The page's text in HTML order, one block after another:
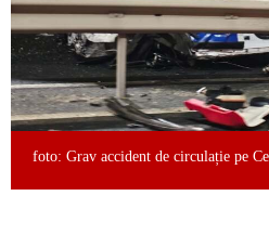
foto: Grav accident de circulație pe